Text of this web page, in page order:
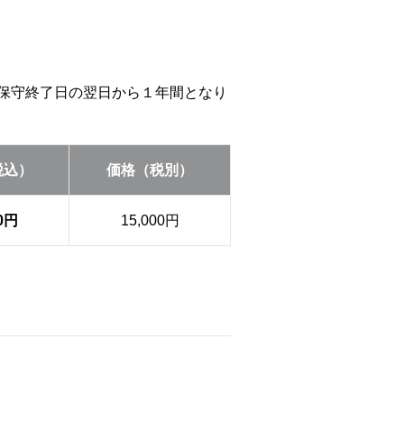
守終了日の翌日から１年間となり
） 価格（税別）
15,000円